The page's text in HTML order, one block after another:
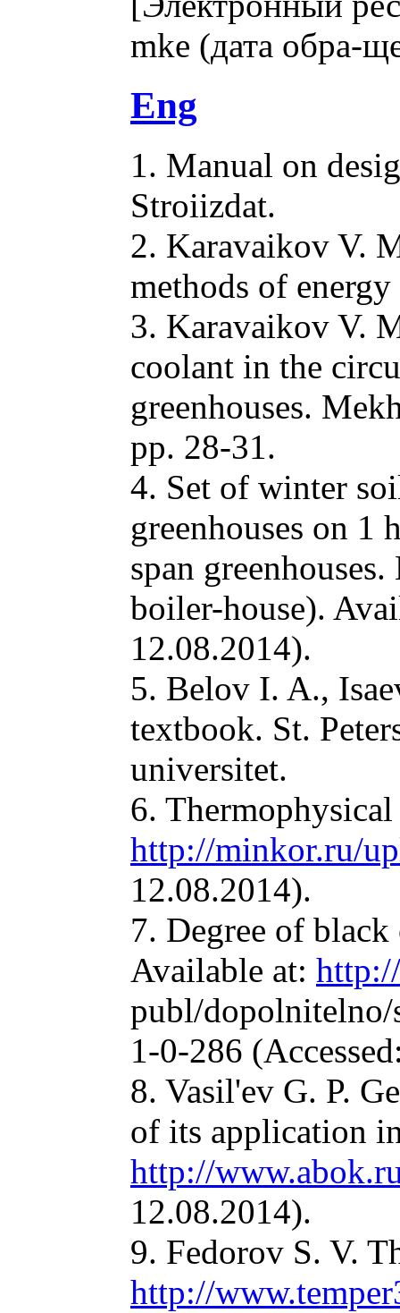
mke (дата обра-
Eng
1. Manual on
Stroiizdat.
2. Karavaikov V.
methods of
3. Karavaikov V.
coolant in the
greenhouses.
pp. 28-31.
4. Set of winter
greenhouses on
span
boiler-house).
12.08.2014).
5. Belov I. A.,
textbook. St.
universitet.
6.
http://minkor.ru/
12.08.2014).
7. Degree of
Available at:
publ/dopolnitelno/
1-0-286
8. Vasil'ev G. P.
of its application
http://
12.08.2014).
9. Fedorov S. V.
http://